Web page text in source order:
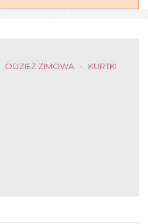
ODZIEŻ ZIMOWA
KURTKI